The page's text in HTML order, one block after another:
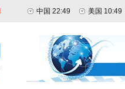
中国 22:49 美国 10:49